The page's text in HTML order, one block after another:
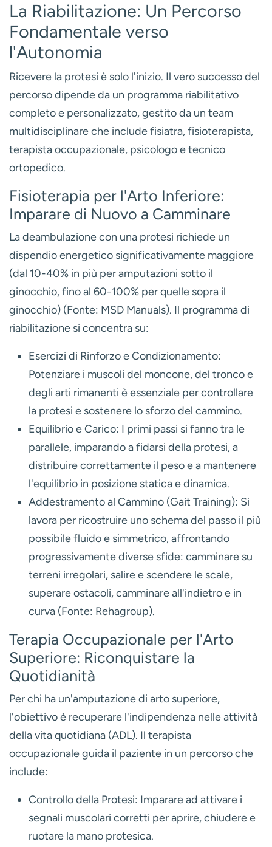
La Riabilitazione: Un Percorso
Fondamentale verso
l'Autonomia
Ricevere la protesi è solo l'inizio. Il vero successo del
percorso dipende da un programma riabilitativo
completo e personalizzato, gestito da un team
multidisciplinareche include fisiatra, fisioterapista,
terapista occupazionale, psicologo e tecnico
ortopedico.
Fisioterapia per l'Arto Inferiore:
Imparare di Nuovo a Camminare
La deambulazione con una protesi richiede un
dispendio energetico significativamente maggiore
(dal 10-40% in più per amputazioni sotto il
ginocchio, fino al 60-100% per quelle sopra il
ginocchio) (Fonte: MSD Manuals). Il programma di
riabilitazione si concentra su:
Esercizi di Rinforzo e Condizionamento:
Potenziare i muscoli del moncone, del tronco e
degli arti rimanenti è essenziale per controllare
la protesi e sostenere lo sforzo del cammino.
Equilibrio e Carico: I primi passi si fanno tra le
parallele, imparando a fidarsi della protesi, a
distribuire correttamente il peso e a mantenere
l'equilibrio in posizione statica e dinamica.
Addestramento al Cammino (Gait Training): Si
lavora per ricostruire uno schema del passo il più
possibile fluido e simmetrico, affrontando
progressivamente diverse sfide: camminare su
terreni irregolari, salire e scendere le scale,
superare ostacoli, camminare all'indietro e in
curva (Fonte: Rehagroup).
Terapia Occupazionale per l'Arto
Superiore: Riconquistare la
Quotidianità
Per chi ha un'amputazione di arto superiore,
l'obiettivo è recuperare l'indipendenza nelle attività
della vita quotidiana (ADL). Il terapista
occupazionale guida il paziente in un percorso che
include:
Controllo della Protesi: Imparare ad attivare i
segnali muscolari corretti per aprire, chiudere e
ruotare la mano protesica.